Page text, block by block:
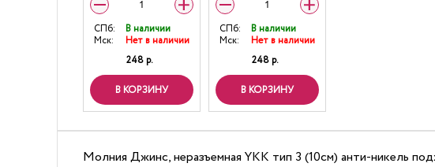
СПб:
В наличии
Мск:
Нет в наличии
248 р.
В КОРЗИНУ
СПб:
В наличии
Мск:
Нет в наличии
248 р.
В КОРЗИНУ
Молния Джинс, неразъемная YKK тип 3 (10см) анти-никель